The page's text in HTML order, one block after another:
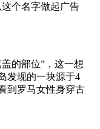
个名字做起广告
的部位”，这一想
发现的一块源于4
到罗马女性身穿古